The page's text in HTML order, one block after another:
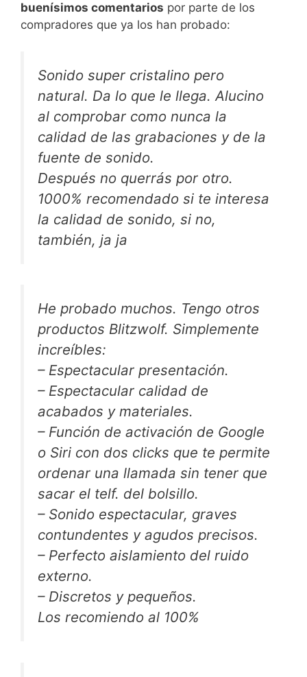
buenísimos comentarios por parte de los
compradores que ya los han probado:
Sonido super cristalino pero
natural. Da lo que le llega. Alucino
al comprobar como nunca la
calidad de las grabaciones y de la
fuente de sonido.
Después no querrás por otro.
1000% recomendado si te interesa
la calidad de sonido, si no,
también, ja ja
He probado muchos. Tengo otros
productos Blitzwolf. Simplemente
increíbles:
– Espectacular presentación.
– Espectacular calidad de
acabados y materiales.
– Función de activación de Google
o Siri con dos clicks que te permite
ordenar una llamada sin tener que
sacar el telf. del bolsillo.
– Sonido espectacular, graves
contundentes y agudos precisos.
– Perfecto aislamiento del ruido
externo.
– Discretos y pequeños.
Los recomiendo al 100%